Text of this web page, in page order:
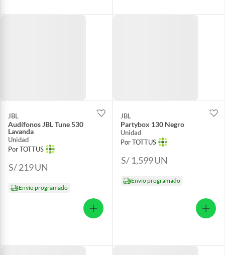
JBL
Audífonos JBL Tune 530
Lavanda
Unidad
Por TOTTUS
S/ 219UN
Envío programado
JBL
Partybox 130 Negro
Unidad
Por TOTTUS
S/ 1,599UN
Envío programado